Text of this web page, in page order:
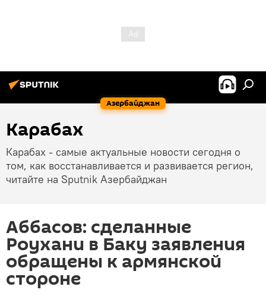
Азербайджан
Карабах
Карабах - самые актуальные новости сегодня о
том, как восстанавливается и развивается регион,
читайте на Sputnik Азербайджан
Аббасов: сделанные
Роухани в Баку заявления
обращены к армянской
стороне